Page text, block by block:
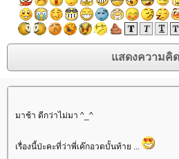
มาช้า ดีกว่าไม่มา ^_^
เรื่องนี้ป่ะคะที่ว่าพี่เค๊กอวดบั้นท้าย ...